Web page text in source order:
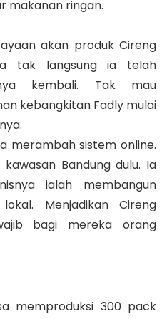
makanan ringan.
akan produk Cireng
tak langsung ia telah
kembali. Tak mau
kebangkitan Fadly mulai
merambah sistem online.
Bandung dulu. Ia
ialah membangun
Menjadikan Cireng
bagi mereka orang
memproduksi 300 pack